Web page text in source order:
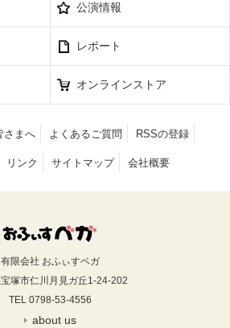
公演情報
レポート
オンラインストア
さまへ よくあるご質問 RSSの登録
リンク サイトマップ 会社概要
有限会社 おふぃすベガ
塚市仁川月見ガ丘1-24-202
TEL 0798-53-4556
about us